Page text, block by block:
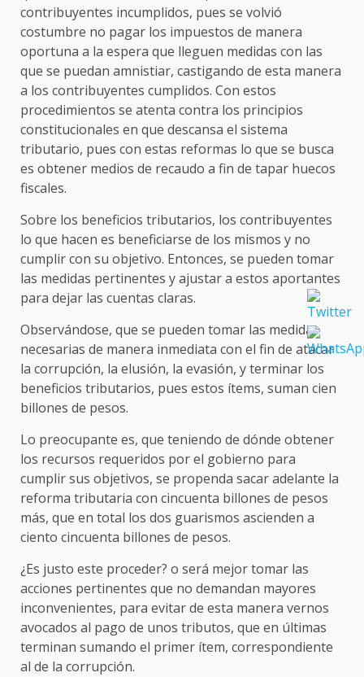
contribuyentes incumplidos, pues se volvió
costumbre no pagar los impuestos de manera
oportuna a la espera que lleguen medidas con las
que se puedan amnistiar, castigando de esta manera
a los contribuyentes cumplidos. Con estos
procedimientos se atenta contra los principios
constitucionales en que descansa el sistema
tributario, pues con estas reformas lo que se busca
es obtener medios de recaudo a fin de tapar huecos
fiscales.
Sobre los beneficios tributarios, los contribuyentes
lo que hacen es beneficiarse de los mismos y no
cumplir con su objetivo. Entonces, se pueden tomar
las medidas pertinentes y ajustar a estos aportantes
para dejar las cuentas claras.
Observándose, que se pueden tomar las medidas
necesarias de manera inmediata con el fin de atacar
la corrupción, la elusión, la evasión, y terminar los
beneficios tributarios, pues estos ítems, suman cien
billones de pesos.
Lo preocupante es, que teniendo de dónde obtener
los recursos requeridos por el gobierno para
cumplir sus objetivos, se propenda sacar adelante la
reforma tributaria con cincuenta billones de pesos
más, que en total los dos guarismos ascienden a
ciento cincuenta billones de pesos.
¿Es justo este proceder? o será mejor tomar las
acciones pertinentes que no demandan mayores
inconvenientes, para evitar de esta manera vernos
avocados al pago de unos tributos, que en últimas
terminan sumando el primer ítem, correspondiente
al de la corrupción.